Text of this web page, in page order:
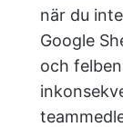
när du
Google
och